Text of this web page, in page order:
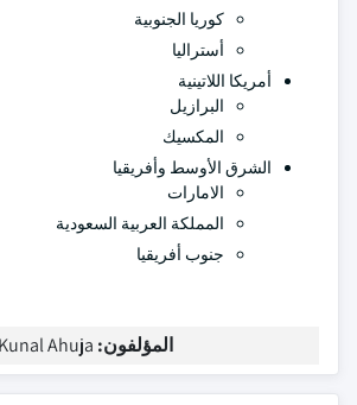
كوريا الجنوبية
أستراليا
أمريكا اللاتينية
البرازيل
المكسيك
الشرق الأوسط وأفريقيا
الامارات
المملكة العربية السعودية
جنوب أفريقيا
المؤلفون: Ahuja